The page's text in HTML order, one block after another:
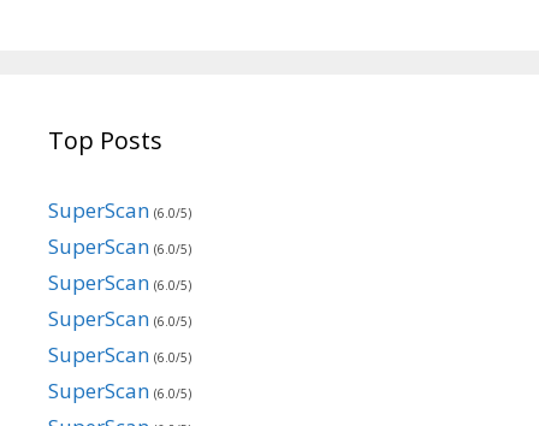
Top Posts
SuperScan (6.0/5)
SuperScan (6.0/5)
SuperScan (6.0/5)
SuperScan (6.0/5)
SuperScan (6.0/5)
SuperScan (6.0/5)